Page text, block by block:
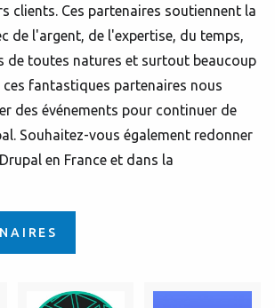
clients. Ces partenaires soutiennent la
de l'argent, de l'expertise, du temps,
de toutes natures et surtout beaucoup
ces fantastiques partenaires nous
des événements pour continuer de
Souhaitez-vous également redonner
en France et dans la